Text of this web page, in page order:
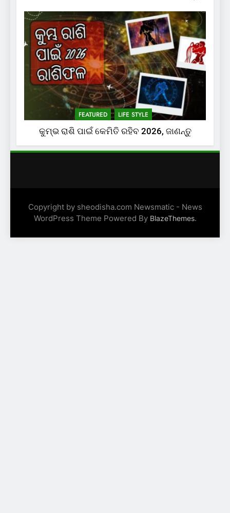
FEATURED LIFE STYLE
କୁମ୍ଭ ରାଶି ପାଇଁ କେମିତି ରହିବ 2026, ଜାଣନ୍ତୁ
Copyright by sheodisha.com Newsmatic - News
WordPress Theme Powered By BlazeThemes.